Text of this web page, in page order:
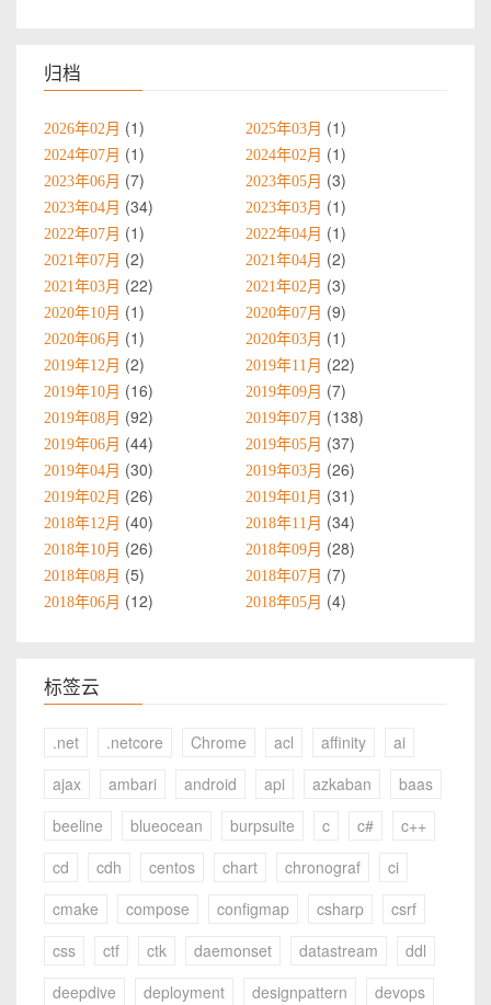
归档
2026年02月 1 2025年03月 1
2024年07月 1 2024年02月 1
2023年06月 7 2023年05月 3
2023年04月 34 2023年03月 1
2022年07月 1 2022年04月 1
2021年07月 2 2021年04月 2
2021年03月 22 2021年02月 3
2020年10月 1 2020年07月 9
2020年06月 1 2020年03月 1
2019年12月 2 2019年11月 22
2019年10月 16 2019年09月 7
2019年08月 92 2019年07月 138
2019年06月 44 2019年05月 37
2019年04月 30 2019年03月 26
2019年02月 26 2019年01月 31
2018年12月 40 2018年11月 34
2018年10月 26 2018年09月 28
2018年08月 5 2018年07月 7
2018年06月 12 2018年05月 4
标签云
.net .netcore Chrome acl affinity
ai
ajax
ambari android api azkaban
baas
beeline
blueocean burpsuite c c#
c++
cd
cdh centos chart chronograf
ci
cmake
compose configmap csharp
csrf
css
ctf ctk daemonset datastream
ddl
deepdive
deployment designpattern
devops